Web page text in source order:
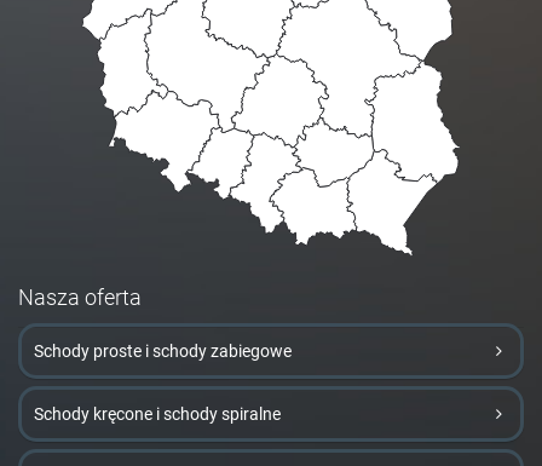
Nasza oferta
Schody proste i schody zabiegowe
Schody kręcone i schody spiralne